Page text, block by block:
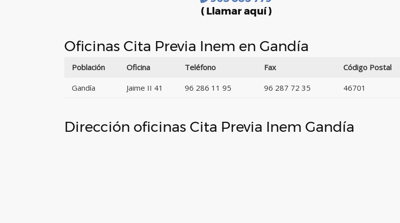
( Llamar aquí )
Oficinas Cita Previa Inem en Gandía
Población Oficina Teléfono Fax Código Postal
Gandía Jaime II 41 96 286 11 95 96 287 72 35 46701
Dirección oficinas Cita Previa Inem Gandía